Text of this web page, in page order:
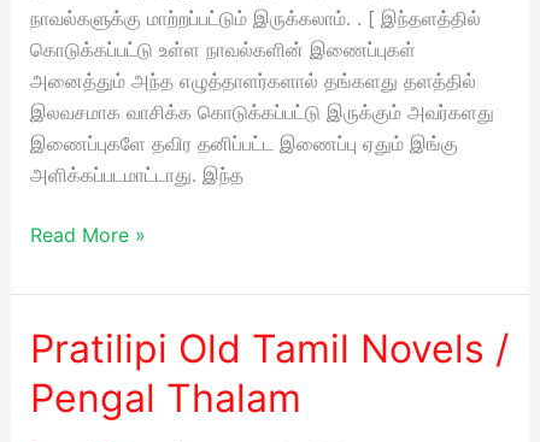
நாவல்களுக்கு மாற்றப்பட்டும் இருக்கலாம். . [ இந்தளத்தில்
கொடுக்கப்பட்டு உள்ள நாவல்களின் இணைப்புகள்
அனைத்தும் அந்த எழுத்தாளர்களால் தங்களது தளத்தில்
இலவசமாக வாசிக்க கொடுக்கப்பட்டு இருக்கும் அவர்களது
இணைப்புகளே தவிர தனிப்பட்ட இணைப்பு ஏதும் இங்கு
அளிக்கப்படமாட்டாது. இந்த
Read More »
Pratilipi Old Tamil Novels /
Pengal Thalam
Pratilipi
Old
Tamil